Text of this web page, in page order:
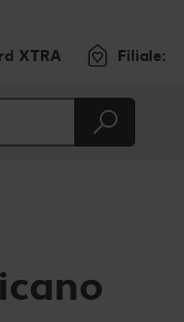
XTRA Filiale: